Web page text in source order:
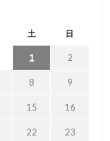
土 日
1 2
8 9
15 16
22 23